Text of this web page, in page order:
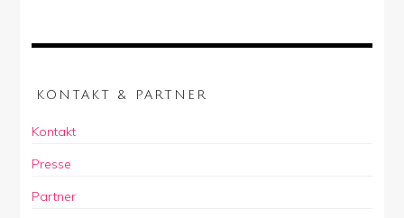
KONTAKT & PARTNER
Kontakt
Presse
Partner